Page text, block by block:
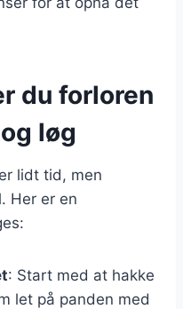
du forloren
løg
lidt tid, men
Her er en
: Start med at hakke
let på panden med